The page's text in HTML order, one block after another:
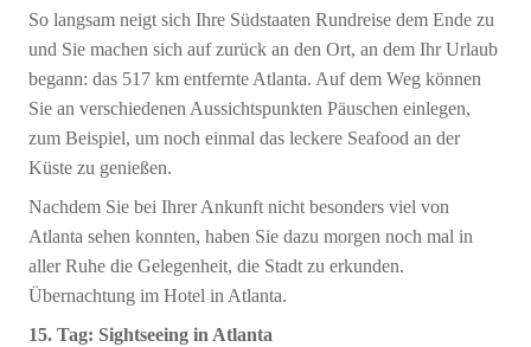
So langsam neigt sich Ihre Südstaaten Rundreise dem Ende zu
und Sie machen sich auf zurück an den Ort, an dem Ihr Urlaub
begann: das 517 km entfernte Atlanta. Auf dem Weg können
Sie an verschiedenen Aussichtspunkten Päuschen einlegen,
zum Beispiel, um noch einmal das leckere Seafood an der
Küste zu genießen.
Nachdem Sie bei Ihrer Ankunft nicht besonders viel von
Atlanta sehen konnten, haben Sie dazu morgen noch mal in
aller Ruhe die Gelegenheit, die Stadt zu erkunden.
Übernachtung im Hotel in Atlanta.
15. Tag: Sightseeing in Atlanta